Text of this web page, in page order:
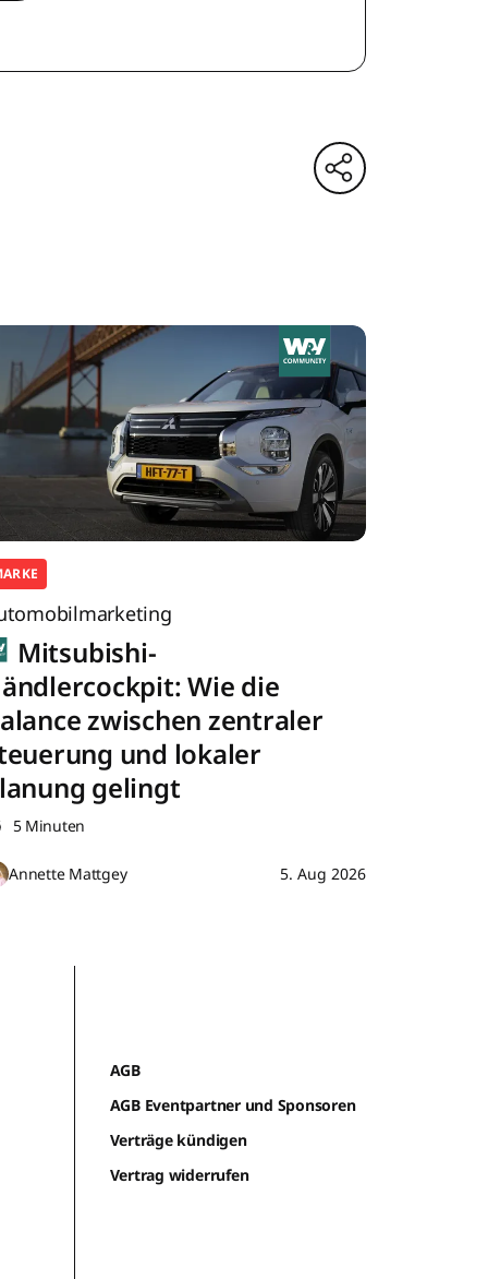
Mitsubishi-
Wie die
zwischen zentraler
und lokaler
gelingt
5 Minuten
Annette Mattgey 5. Aug 2026
AGB
AGB Eventpartner und Sponsoren
Verträge kündigen
Vertrag widerrufen